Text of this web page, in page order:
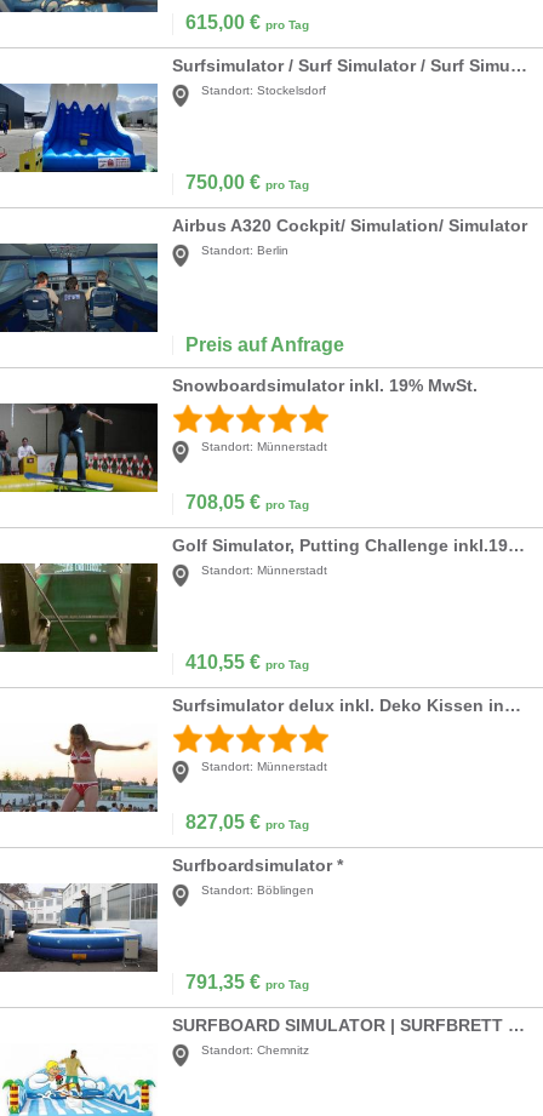
615,00 € pro Tag
Surfsimulator / Surf Simulator / Surf Simulator mieten
Standort: Stockelsdorf
750,00 € pro Tag
Airbus A320 Cockpit/ Simulation/ Simulator
Standort: Berlin
Preis auf Anfrage
Snowboardsimulator inkl. 19% MwSt.
Standort: Münnerstadt
708,05 € pro Tag
Golf Simulator, Putting Challenge inkl.19% MwSt.
Standort: Münnerstadt
410,55 € pro Tag
Surfsimulator delux inkl. Deko Kissen inkl. 19% MwSt.
Standort: Münnerstadt
827,05 € pro Tag
Surfboardsimulator *
Standort: Böblingen
791,35 € pro Tag
SURFBOARD SIMULATOR | SURFBRETT | SURFSIMULAT
Standort: Chemnitz